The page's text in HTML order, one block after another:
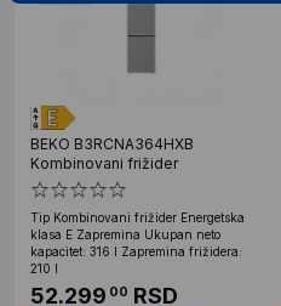
BEKO B3RCNA364HXB
Kombinovani frižider
Tip Kombinovani frižider Energetska
klasa E Zapremina Ukupan neto
kapacitet: 316 l Zapremina frižidera:
210 l
52.299 00 RSD